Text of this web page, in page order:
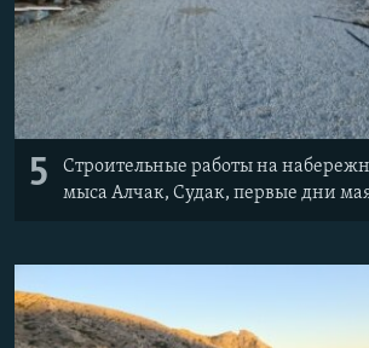
5
Строительные работы на
мыса Алчак, Судак, первые дни